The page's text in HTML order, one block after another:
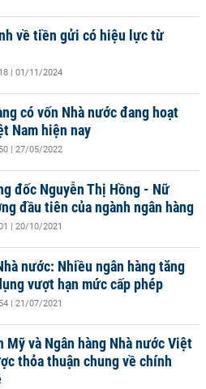
về tiền gửi có hiệu lực từ
| 01/11/2024
có vốn Nhà nước đang hoạt
Nam hiện nay
| 27/05/2022
đốc Nguyễn Thị Hồng - Nữ
đầu tiên của ngành ngân hàng
| 20/10/2021
nước: Nhiều ngân hàng tăng
vượt hạn mức cấp phép
| 21/07/2021
Mỹ và Ngân hàng Nhà nước Việt
thỏa thuận chung về chính